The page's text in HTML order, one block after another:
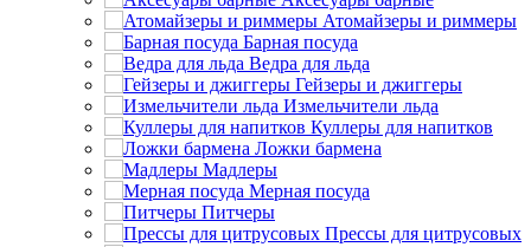
Атомайзеры и риммеры
Барная посуда
Ведра для льда
Гейзеры и джиггеры
Измельчители льда
Куллеры для напитков
Ложки бармена
Мадлеры
Мерная посуда
Питчеры
Прессы для цитрусовых